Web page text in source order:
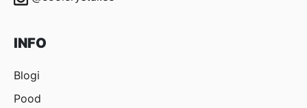
INFO
Blogi
Pood